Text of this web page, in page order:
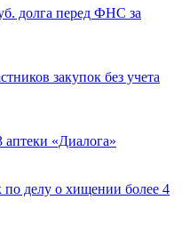
долга перед ФНС за
закупок без учета
аптеки «Диалога»
делу о хищении более 4